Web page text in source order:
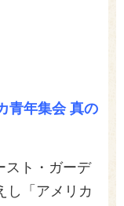
青年集会 真の
スト・ガーデ
し「アメリカ